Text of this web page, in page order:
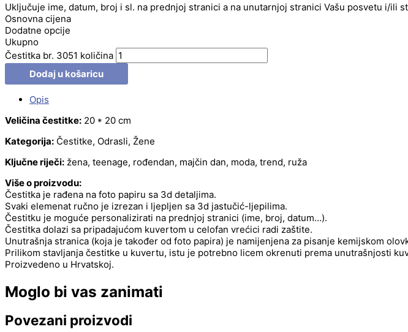
Uključuje ime, datum, broj i sl. na prednjoj stranici a na unutarnjoj stranici Vašu posvetu i/ili
Osnovna cijena
Dodatne opcije
Ukupno
Čestitka br. 3051 količina
Dodaj u košaricu
Opis
Veličina čestitke: 20 * 20 cm
Kategorija: Čestitke, Odrasli, Žene
Ključne riječi: žena, teenage, rođendan, majčin dan, moda, trend, ruža
Više o proizvodu:
Čestitka je rađena na foto papiru sa 3d detaljima.
Svaki elemenat ručno je izrezan i ljepljen sa 3d jastučić-ljepilima.
Čestitku je moguće personalizirati na prednjoj stranici (ime, broj, datum…).
Čestitka dolazi sa pripadajućom kuvertom u celofan vrećici radi zaštite.
Unutrašnja stranica (koja je također od foto papira) je namijenjena za pisanje kemijskom
Prilikom stavljanja čestitke u kuvertu, istu je potrebno licem okrenuti prema unutrašnjosti
Proizvedeno u Hrvatskoj.
Moglo bi vas zanimati
Povezani proizvodi